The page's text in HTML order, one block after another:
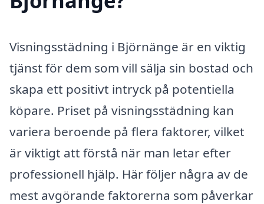
Visningsstädning i Björnänge är en viktig
tjänst för dem som vill sälja sin bostad och
skapa ett positivt intryck på potentiella
köpare. Priset på visningsstädning kan
variera beroende på flera faktorer, vilket
är viktigt att förstå när man letar efter
professionell hjälp. Här följer några av de
mest avgörande faktorerna som påverkar